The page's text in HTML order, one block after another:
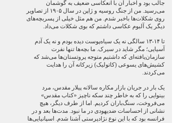
جالب بود و اخبار آن با انعکاسی ضعیف به گوشمان
می‌رسید. من از جنگ روسیه و ژاپن در سال ۱۹۰۵ از تصاویر
روی شکلات‌ها باخبر شدم. من هم مثل خیلی از پسربچه‌های
دیگر یک آلبوم عکاسی داشتم که بوی شکلات می‌داد.
تا ۱۴-۱۳ سالگی نه یک سیاه‌پوست دیده بودم و نه یک آدم
آسیایی؛ مگر شاید در سیرک. ما بچه‌ها تنها نفرت
سازمان‌یافته‌ای که داشتیم متوجه پروتستان‌ها می‌شد که
کشیش‌های یسوعی (کاتولیک) زیرکانه آن را هدایت
می‌کردند.
یک بار در جریان بازار مکاره سالانه پیلار مقدس، مرد
بینوایی را که به خاطر چند سکه ناچیز «کتاب مقدس»
می‌فروخت، سنگ‌باران کردیم. اما از طرف دیگر، هیچ
نشانی از احساسات ضدیهودی در ما نبود. مدت‌ها بعد و در
فرانسه بود که با این نوع نژادپرستی آشنا شدم. اسپانیایی‌ها